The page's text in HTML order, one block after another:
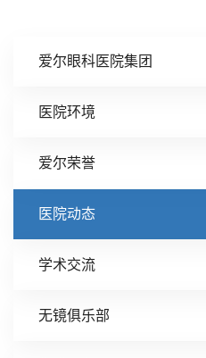
爱尔眼科医院集团
医院环境
爱尔荣誉
医院动态
学术交流
无镜俱乐部